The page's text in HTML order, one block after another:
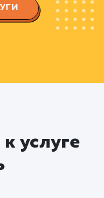
магазин на Яндекс
требованиям
товаров